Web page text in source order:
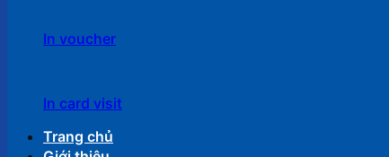
In voucher
In card visit
Trang chủ